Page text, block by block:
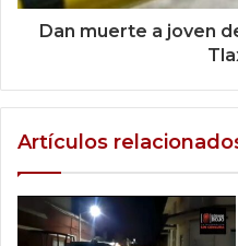
Dan muerte a joven
Artículos